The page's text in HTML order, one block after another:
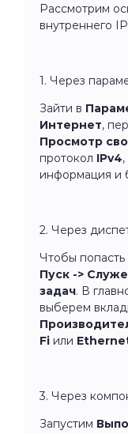
Рассмотрим
внутреннего
1. Через
Зайти в
Интернет,
Просмотр
протокол IPv4,
информация и
2. Через
Чтобы
Пуск ->
задач. В
выберем
Fi или
3. Через
Запустим